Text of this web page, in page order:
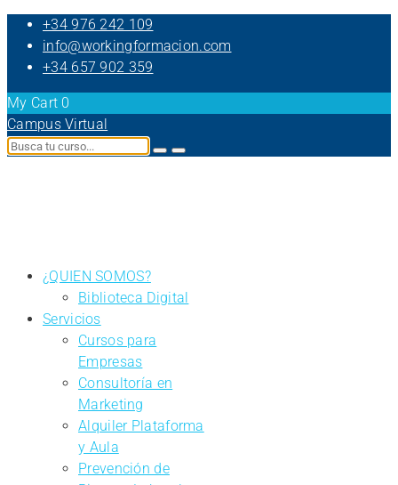
+34 976 242 109
info@workingformacion.com
+34 657 902 359
My Cart 0
Campus Virtual
¿QUIEN SOMOS?
Biblioteca Digital
Servicios
Cursos para
Empresas
Consultoría en
Marketing
Alquiler Plataforma
y Aula
Prevención de